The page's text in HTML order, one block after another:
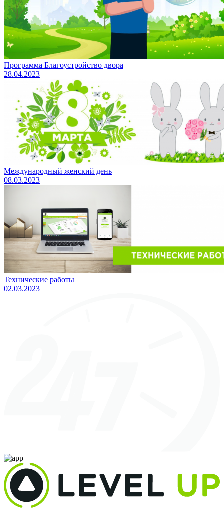
Программа Благоустройство двора
28.04.2023
Международный женский день
08.03.2023
Технические работы
02.03.2023